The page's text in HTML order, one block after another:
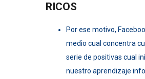
RICOS
Por ese motivo,
medio cual concentra
serie de positivas cual
nuestro aprendizaje